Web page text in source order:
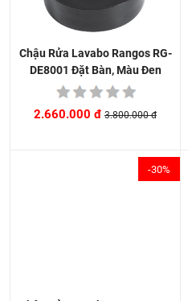
Chậu Rửa Lavabo Rangos RG-
DE8001 Đặt Bàn, Màu Đen
2.660.000 đ 3.800.000 đ
-30%